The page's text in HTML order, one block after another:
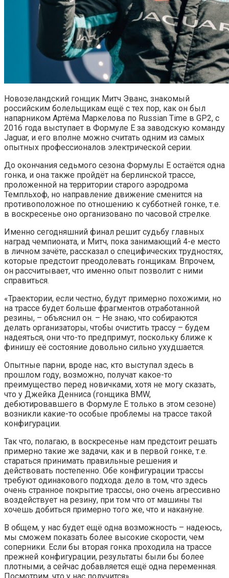
Новозеландский гонщик Митч Эванс, знакомый
российским болельщикам ещё с тех пор, как он был
напарником Артёма Маркелова по Russian Time в GP2, с
2016 года выступает в Формуле E за заводскую команду
Jaguar, и его вполне можно считать одним из самых
опытных профессионалов электрической серии.
До окончания седьмого сезона Формулы E остаётся одна
гонка, и она также пройдёт на берлинской трассе,
проложенной на территории старого аэродрома
Темпльхоф, но направление движение сменится на
противоположное по отношению к субботней гонке, т.е.
в воскресенье оно организовано по часовой стрелке.
Именно сегодняшний финал решит судьбу главных
наград чемпионата, и Митч, пока занимающий 4-е место
в личном зачёте, рассказал о специфических трудностях,
которые предстоит преодолевать гонщикам. Впрочем,
он рассчитывает, что именно опыт позволит с ними
справиться.
«Траектории, если честно, будут примерно похожими, но
на трассе будет больше фрагментов отработанной
резины, – объяснил он. – Не знаю, что собираются
делать организаторы, чтобы очистить трассу – будем
надеяться, они что-то предпримут, поскольку ближе к
финишу её состояние довольно сильно ухудшается.
Опытные парни, вроде нас, кто выступал здесь в
прошлом году, возможно, получат какое-то
преимущество перед новичками, хотя не могу сказать,
что у Джейка Денниса (гонщика BMW,
дебютировавшего в Формуле E только в этом сезоне)
возникли какие-то особые проблемы на трассе такой
конфигурации.
Так что, полагаю, в воскресенье нам предстоит решать
примерно такие же задачи, как и в первой гонке, т.е.
стараться принимать правильные решения и
действовать постепенно. Обе конфигурации трассы
требуют одинакового подхода: дело в том, что здесь
очень странное покрытие трассы, оно очень агрессивно
воздействует на резину, при том что от машины ты
хочешь добиться примерно того же, что и накануне.
В общем, у нас будет ещё одна возможность – надеюсь,
мы сможем показать более высокие скорости, чем
соперники. Если бы вторая гонка проходила на трассе
прежней конфигурации, результаты были бы более
плотными, а сейчас добавляется ещё одна переменная.